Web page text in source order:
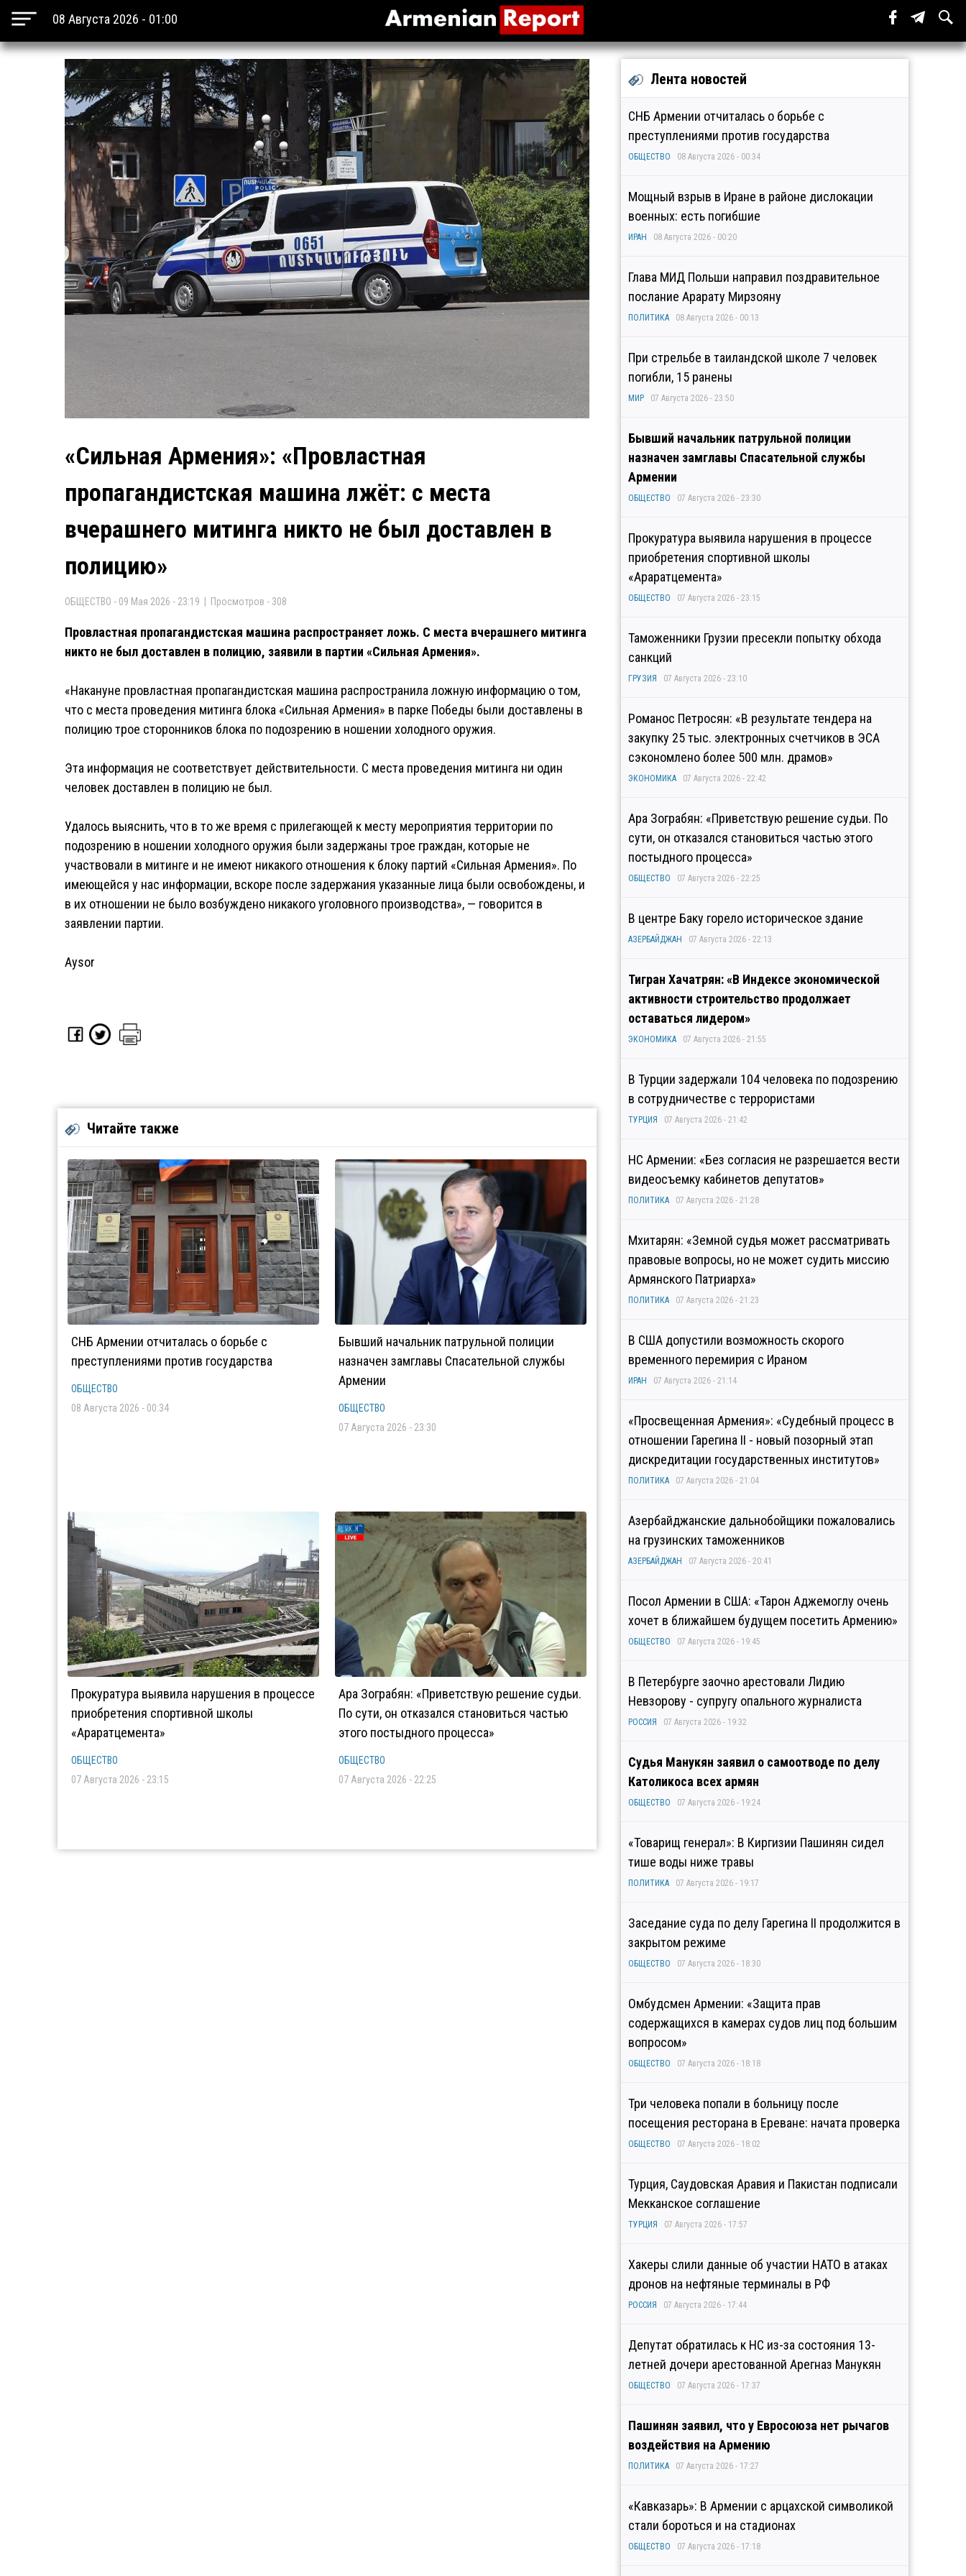
08 Августа 2026 - 01:00
«Сильная Армения»: «Провластная
пропагандистская машина лжёт: с места
вчерашнего митинга никто не был доставлен в
полицию»
ОБЩЕСТВО - 09 Мая 2026 - 23:19 | Просмотров - 308
Провластная пропагандистская машина распространяет ложь. С места вчерашнего митинга
никто не был доставлен в полицию, заявили в партии «Сильная Армения».
«Накануне провластная пропагандистская машина распространила ложную информацию о том,
что с места проведения митинга блока «Сильная Армения» в парке Победы были доставлены в
полицию трое сторонников блока по подозрению в ношении холодного оружия.
Эта информация не соответствует действительности. С места проведения митинга ни один
человек доставлен в полицию не был.
Удалось выяснить, что в то же время с прилегающей к месту мероприятия территории по
подозрению в ношении холодного оружия были задержаны трое граждан, которые не
участвовали в митинге и не имеют никакого отношения к блоку партий «Сильная Армения». По
имеющейся у нас информации, вскоре после задержания указанные лица были освобождены, и
в их отношении не было возбуждено никакого уголовного производства», — говорится в
заявлении партии.
Aysor
Читайте также
СНБ Армении отчиталась о борьбе с
преступлениями против государства
ОБЩЕСТВО
08 Августа 2026 - 00:34
Бывший начальник патрульной полиции
назначен замглавы Спасательной службы
Армении
ОБЩЕСТВО
07 Августа 2026 - 23:30
Прокуратура выявила нарушения в процессе
приобретения спортивной школы
«Араратцемента»
ОБЩЕСТВО
07 Августа 2026 - 23:15
Ара Зограбян: «Приветствую решение судьи.
По сути, он отказался становиться частью
этого постыдного процесса»
ОБЩЕСТВО
07 Августа 2026 - 22:25
Лента новостей
СНБ Армении отчиталась о борьбе с
преступлениями против государства
ОБЩЕСТВО 08 Августа 2026 - 00:34
Мощный взрыв в Иране в районе дислокации
военных: есть погибшие
ИРАН 08 Августа 2026 - 00:20
Глава МИД Польши направил поздравительное
послание Арарату Мирзояну
ПОЛИТИКА 08 Августа 2026 - 00:13
При стрельбе в таиландской школе 7 человек
погибли, 15 ранены
МИР 07 Августа 2026 - 23:50
Бывший начальник патрульной полиции
назначен замглавы Спасательной службы
Армении
ОБЩЕСТВО 07 Августа 2026 - 23:30
Прокуратура выявила нарушения в процессе
приобретения спортивной школы
«Араратцемента»
ОБЩЕСТВО 07 Августа 2026 - 23:15
Таможенники Грузии пресекли попытку обхода
санкций
ГРУЗИЯ 07 Августа 2026 - 23:10
Романос Петросян: «В результате тендера на
закупку 25 тыс. электронных счетчиков в ЭСА
сэкономлено более 500 млн. драмов»
ЭКОНОМИКА 07 Августа 2026 - 22:42
Ара Зограбян: «Приветствую решение судьи. По
сути, он отказался становиться частью этого
постыдного процесса»
ОБЩЕСТВО 07 Августа 2026 - 22:25
В центре Баку горело историческое здание
АЗЕРБАЙДЖАН 07 Августа 2026 - 22:13
Тигран Хачатрян: «В Индексе экономической
активности строительство продолжает
оставаться лидером»
ЭКОНОМИКА 07 Августа 2026 - 21:55
В Турции задержали 104 человека по подозрению
в сотрудничестве с террористами
ТУРЦИЯ 07 Августа 2026 - 21:42
НС Армении: «Без согласия не разрешается вести
видеосъемку кабинетов депутатов»
ПОЛИТИКА 07 Августа 2026 - 21:28
Мхитарян: «Земной судья может рассматривать
правовые вопросы, но не может судить миссию
Армянского Патриарха»
ПОЛИТИКА 07 Августа 2026 - 21:23
В США допустили возможность скорого
временного перемирия с Ираном
ИРАН 07 Августа 2026 - 21:14
«Просвещенная Армения»: «Судебный процесс в
отношении Гарегина II - новый позорный этап
дискредитации государственных институтов»
ПОЛИТИКА 07 Августа 2026 - 21:04
Азербайджанские дальнобойщики пожаловались
на грузинских таможенников
АЗЕРБАЙДЖАН 07 Августа 2026 - 20:41
Посол Армении в США: «Тарон Аджемоглу очень
хочет в ближайшем будущем посетить Армению»
ОБЩЕСТВО 07 Августа 2026 - 19:45
В Петербурге заочно арестовали Лидию
Невзорову - супругу опального журналиста
РОССИЯ 07 Августа 2026 - 19:32
Судья Манукян заявил о самоотводе по делу
Католикоса всех армян
ОБЩЕСТВО 07 Августа 2026 - 19:24
«Товарищ генерал»: В Киргизии Пашинян сидел
тише воды ниже травы
ПОЛИТИКА 07 Августа 2026 - 19:17
Заседание суда по делу Гарегина II продолжится в
закрытом режиме
ОБЩЕСТВО 07 Августа 2026 - 18:30
Омбудсмен Армении: «Защита прав
содержащихся в камерах судов лиц под большим
вопросом»
ОБЩЕСТВО 07 Августа 2026 - 18:18
Три человека попали в больницу после
посещения ресторана в Ереване: начата проверка
ОБЩЕСТВО 07 Августа 2026 - 18:02
Турция, Саудовская Аравия и Пакистан подписали
Мекканское соглашение
ТУРЦИЯ 07 Августа 2026 - 17:57
Хакеры слили данные об участии НАТО в атаках
дронов на нефтяные терминалы в РФ
РОССИЯ 07 Августа 2026 - 17:44
Депутат обратилась к НС из-за состояния 13-
летней дочери арестованной Арегназ Манукян
ОБЩЕСТВО 07 Августа 2026 - 17:37
Пашинян заявил, что у Евросоюза нет рычагов
воздействия на Армению
ПОЛИТИКА 07 Августа 2026 - 17:27
«Кавказарь»: В Армении с арцахской символикой
стали бороться и на стадионах
ОБЩЕСТВО 07 Августа 2026 - 17:18